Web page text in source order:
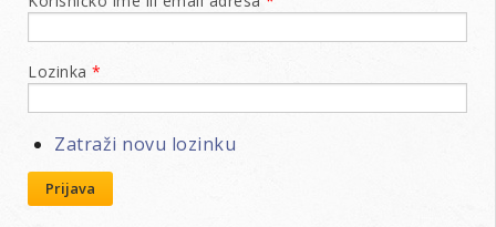
Lozinka *
Zatraži novu lozinku
Prijava